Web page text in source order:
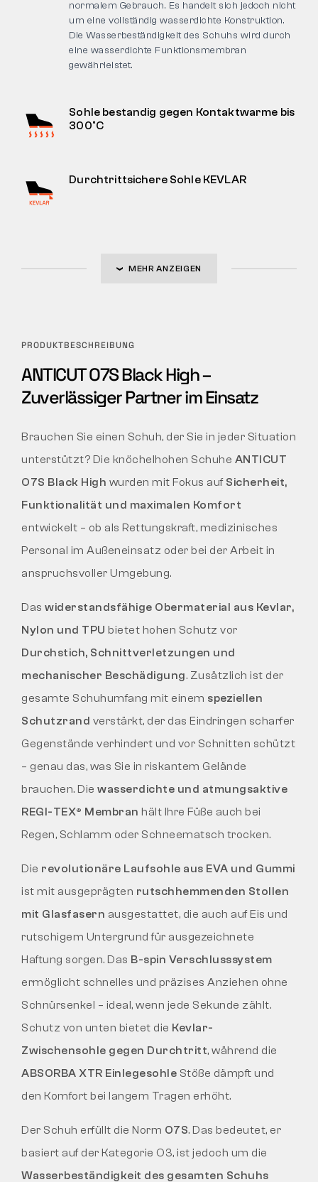
normalem Gebrauch. Es handelt sich jedoch nicht
um eine vollständig wasserdichte Konstruktion.
Die Wasserbeständigkeit des Schuhs wird durch
eine wasserdichte Funktionsmembran
gewährleistet.
Sohle bestandig gegen Kontaktwarme bis
300°C
Durchtrittsichere Sohle KEVLAR
MEHR ANZEIGEN
PRODUKTBESCHREIBUNG
ANTICUT O7S Black High –
Zuverlässiger Partner im Einsatz
Brauchen Sie einen Schuh, der Sie in jeder Situation
unterstützt? Die knöchelhohen Schuhe ANTICUT
O7S Black High wurden mit Fokus auf Sicherheit,
Funktionalität und maximalen Komfort
entwickelt – ob als Rettungskraft, medizinisches
Personal im Außeneinsatz oder bei der Arbeit in
anspruchsvoller Umgebung.
Das widerstandsfähige Obermaterial aus Kevlar,
Nylon und TPU bietet hohen Schutz vor
Durchstich, Schnittverletzungen und
mechanischer Beschädigung. Zusätzlich ist der
gesamte Schuhumfang mit einem speziellen
Schutzrand verstärkt, der das Eindringen scharfer
Gegenstände verhindert und vor Schnitten schützt
– genau das, was Sie in riskantem Gelände
brauchen. Die wasserdichte und atmungsaktive
REGI-TEX® Membran hält Ihre Füße auch bei
Regen, Schlamm oder Schneematsch trocken.
Die revolutionäre Laufsohle aus EVA und Gummi
ist mit ausgeprägten rutschhemmenden Stollen
mit Glasfasern ausgestattet, die auch auf Eis und
rutschigem Untergrund für ausgezeichnete
Haftung sorgen. Das B-spin Verschlusssystem
ermöglicht schnelles und präzises Anziehen ohne
Schnürsenkel – ideal, wenn jede Sekunde zählt.
Schutz von unten bietet die Kevlar-
Zwischensohle gegen Durchtritt, während die
ABSORBA XTR Einlegesohle Stöße dämpft und
den Komfort bei langem Tragen erhöht.
Der Schuh erfüllt die Norm O7S. Das bedeutet, er
basiert auf der Kategorie O3, ist jedoch um die
Wasserbeständigkeit des gesamten Schuhs